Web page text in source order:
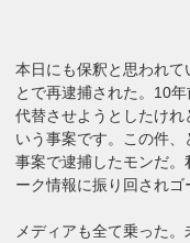
本日にも保釈と思われて
とで再逮捕された。10
代替させようとしたけ
いう事案です。この件
事案で逮捕したモンだ
ーク情報に振り回されゴ
メディアも全て乗った